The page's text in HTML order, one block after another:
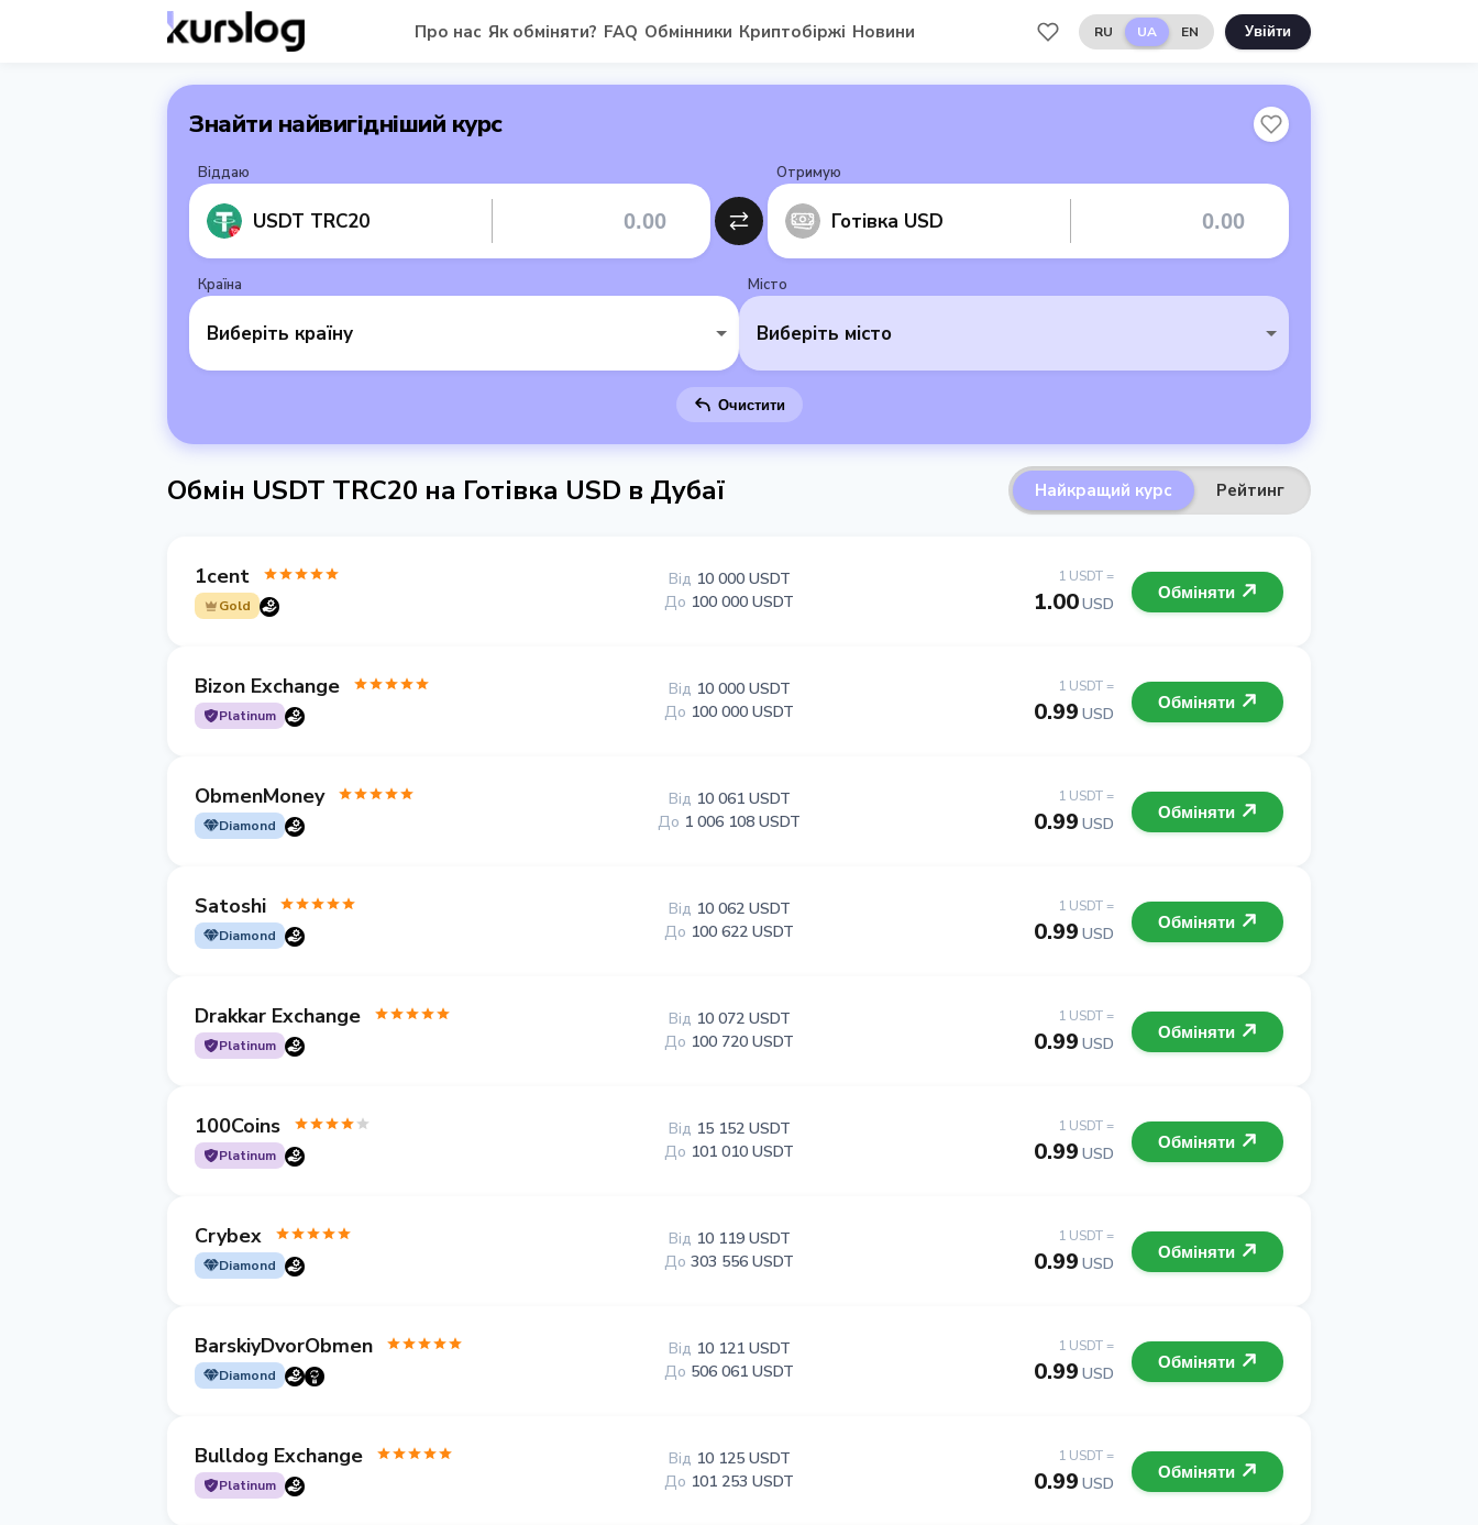
Про нас Як обміняти? FAQ Обмінники Криптобіржі Новини RU UA EN Увійти
Знайти найвигідніший курс
Віддаю
USDT TRC20
Отримую
Готівка USD
Країна
Виберіть країну
Місто
Виберіть місто
Очистити
Обмін USDT TRC20 на Готівка USD в Дубаї Найкращий курс Рейтинг
1cent
Gold
1 USDT =
1.00USD
Від 10 000 USDT
До 100 000 USDT Обміняти
Bizon Exchange
Platinum
1 USDT =
0.99 USD
Від 10 000 USDT
До 100 000 USDT Обміняти
ObmenMoney
Diamond
1 USDT =
0.99 USD
Від 10 061 USDT
До 1 006 108 USDT Обміняти
Satoshi
Diamond
1 USDT =
0.99 USD
Від 10 062 USDT
До 100 622 USDT Обміняти
Drakkar Exchange
Platinum
1 USDT =
0.99 USD
Від 10 072 USDT
До 100 720 USDT Обміняти
100Coins
Platinum
1 USDT =
0.99 USD
Від 15 152 USDT
До 101 010 USDT Обміняти
Crybex
Diamond
1 USDT =
0.99 USD
Від 10 119 USDT
До 303 556 USDT Обміняти
BarskiyDvorObmen
Diamond
1 USDT =
0.99 USD
Від 10 121 USDT
До 506 061 USDT Обміняти
Bulldog Exchange
Platinum
1 USDT =
0.99 USD
Від 10 125 USDT
До 101 253 USDT Обміняти